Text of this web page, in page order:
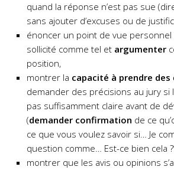
quand la réponse n’est pas sue
sans ajouter d’excuses ou de
énoncer un point de vue
sollicité comme tel et argumenter
position,
montrer la capacité à prendre des
demander des précisions au jury si
pas suffisamment claire avant de
(demander confirmation de ce
ce que vous voulez savoir si… Je
question comme… Est-ce bien cela
montrer que les avis ou opinions